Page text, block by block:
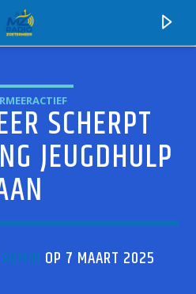
RADIOSCHERPT
JEUGDHULP
ADMIN OP 7 MAART 2025